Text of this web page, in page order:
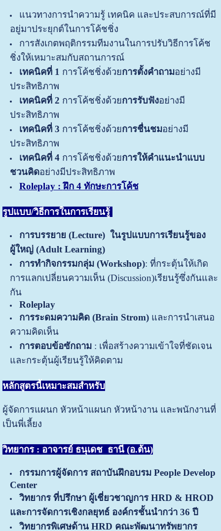
แนวทางการนำความรู้ เทคนิค และประสบการณ์ที่มี
อยู่มาประยุกต์ในการโค้ชชิ่ง
การสังเกตพฤติกรรมทีมงานในการปรับวิธีการโค้ช
ชิ่งให้เหมาะสมกับสถานการณ์
เทคนิคที่ 1 การโค้ชชิ่งด้วยการตั้งคำถามอย่างมี
ประสิทธิภาพ
เทคนิคที่ 2 การโค้ชชิ่งด้วยการรับฟังอย่างมี
ประสิทธิภาพ
เทคนิคที่ 3 การโค้ชชิ่งด้วยการชื่นชมอย่างมี
ประสิทธิภาพ
เทคนิคที่ 4การโค้ชชิ่งด้วยการให้คำแนะนำแบบ
ชวนคิดอย่างมีประสิทธิภาพ
Roleplay :ฝึก 4 ทักษะการโค้ช
รูปแบบ/วิธีการในการเรียนรู้
การบรรยาย (Lecture) ในรูปแบบการเรียนรู้ของ
ผู้ใหญ่ (Adult Learning)
การทำกิจกรรมกลุ่ม(Workshop): ที่กระตุ้นให้เกิด
การแลกเปลี่ยนความเห็น (Discussion)เรียนรู้ซึ่งกันและ
กัน
Roleplay
การระดมความคิด(Brain Strom)และการนำเสนอ
ความคิดเห็น
การตอบข้อซักถาม: เพื่อสร้างความเข้าใจที่ชัดเจน
และกระตุ้นผู้เรียนรู้ให้คิดตาม
หลักสูตรนี้เหมาะสมสำหรับ
ผู้จัดการแผนก หัวหน้าแผนก หัวหน้างาน และพนักงานที่
เป็นพี่เลี้ยง
วิทยากร : อาจารย์ ธนุเดช ธานี (อ.ต้น)
กรรมการผู้จัดการ สถาบันฝึกอบรม People Develop
Center
วิทยากร ที่ปรึกษา ผู้เชี่ยวชาญการ HRD & HROD
และการจัดการเชิงกลยุทธ์ องค์กรชั้นนำกว่า 36 ปี
วิทยากรพิเศษด้าน HRD คณะพัฒนาทรัพยากร